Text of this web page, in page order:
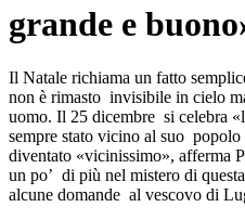
grande e
Il Natale richiama un fatto
non è rimasto invisibile in cielo
uomo. Il 25 dicembre si celebra
sempre stato vicino al suo popolo
diventato «vicinissimo», afferma
un po’ di più nel mistero di
alcune domande al vescovo di